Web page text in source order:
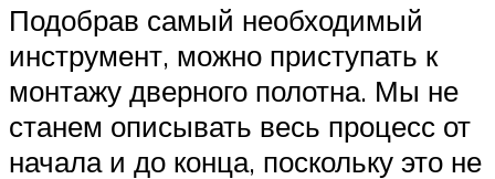
Подобрав самый необходимый
инструмент, можно приступать к
монтажу дверного полотна. Мы не
станем описывать весь процесс от
начала и до конца, поскольку это не